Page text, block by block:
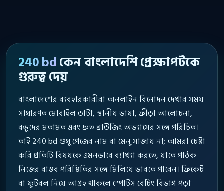
240 bdকেন বাংলাদেশি প্রেক্ষাপটকে
গুরুত্ব দেয়
বাংলাদেশের ব্যবহারকারীরা অনলাইন বিনোদন দেখার সময়
সাধারণত মোবাইল ডাটা, স্থানীয় ভাষা, ক্রীড়া আলোচনা,
বন্ধুদের মতামত এবং দ্রুত ব্রাউজিং অভ্যাসের সঙ্গে পরিচিত।
তাই 240 bd শুধু পেজের নাম বা মেনু সাজায় না; আমরা চেষ্টা
করি প্রতিটি বিষয়কে এমনভাবে ব্যাখ্যা করতে, যাতে পাঠক
নিজের বাস্তব পরিস্থিতির সঙ্গে মিলিয়ে ভাবতে পারেন। ক্রিকেট
বা ফুটবল নিয়ে আগ্রহ থাকলে স্পোর্টস বেটিং বিভাগ পড়া